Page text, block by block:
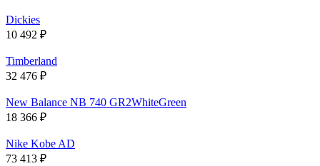
Dickies
10 492 ₽
Timberland
32 476 ₽
New Balance NB 740 GR2WhiteGreen
18 366 ₽
Nike Kobe AD
73 413 ₽